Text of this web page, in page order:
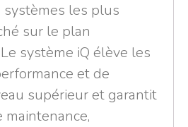
systèmes les plus
sur le plan
système iQ élève les
et de
supérieur et garantit